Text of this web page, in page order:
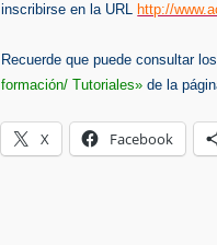
inscribirse en la URL http://
Recuerde que puede consultar
formación/ Tutoriales»de la
X Facebook